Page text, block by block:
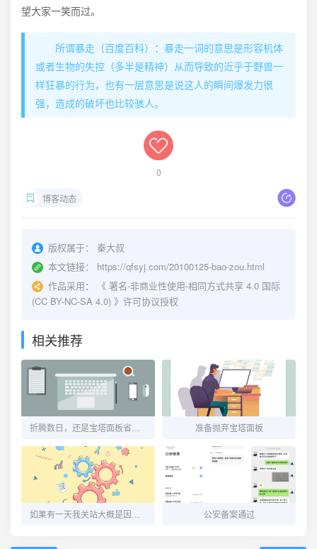
望大家一笑而过。
所谓暴走（百度百科）：暴走一词的意思是形容机体
或者生物的失控（多半是精神）从而导致的近乎于野兽一
样狂暴的行为，也有一层意思是说这人的瞬间爆发力很
强，造成的破坏也比较骇人。
0
博客动态
版权属于：
秦大叔
本文链接：
https://qfsyj.com/20100125-bao-zou.html
作品采用：
《 署名-非商业性使用-相同方式共享 4.0 国际
(CC BY-NC-SA 4.0) 》许可协议授权
相关推荐
准备抛弃宝塔面板
公安备案通过